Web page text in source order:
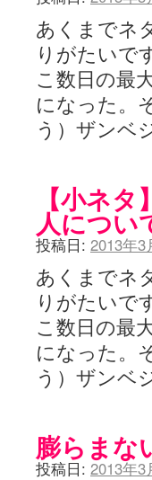
あくまでネ
りがたいで
こ数日の最
になった。
う）ザンベ
【小ネ
人につい
投稿日: 2013年3
あくまでネ
りがたいで
こ数日の最
になった。
う）ザンベ
膨らまな
投稿日: 2013年3